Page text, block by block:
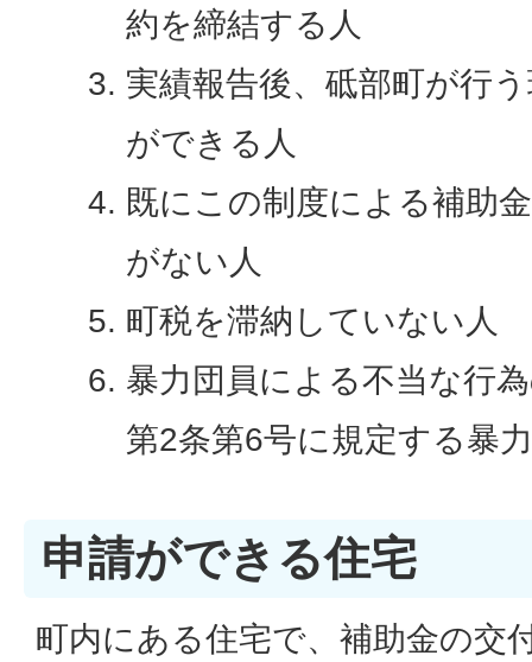
約を締結する人
実績報告後、砥部町が行
ができる人
既にこの制度による補助
がない人
町税を滞納していない人
暴力団員による不当な行
第2条第6号に規定する暴
申請ができる住宅
町内にある住宅で、補助金の交